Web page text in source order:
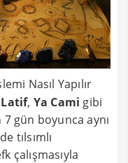
Nasıl Yapılır
Latif, Ya Cami gibi
7 gün boyunca aynı
tılsımlı
çalışmasıyla